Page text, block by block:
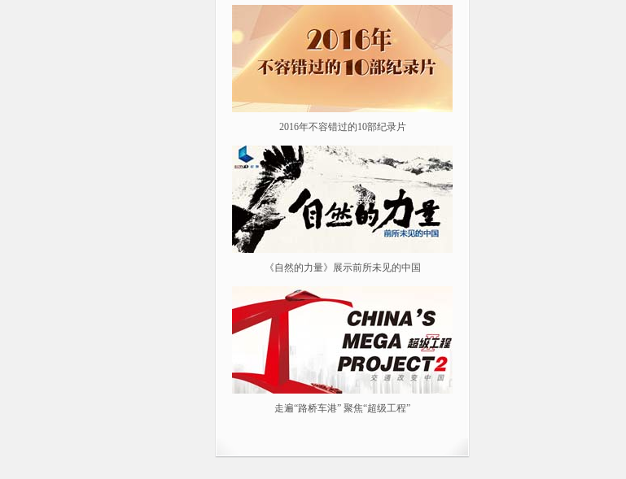
2016年不容错过的10部纪录片
《自然的力量》展示前所未见的中国
走遍“路桥车港” 聚焦“超级工程”